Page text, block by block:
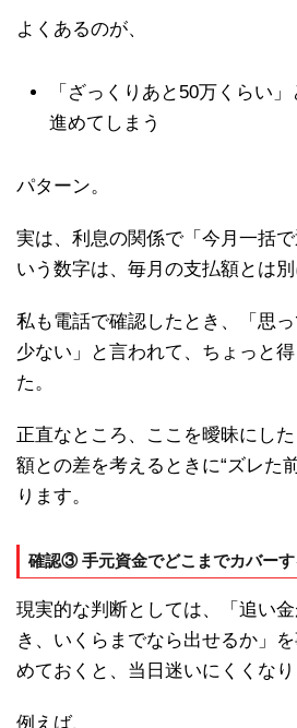
よくあるのが、
「ざっくりあと50万くらい
進めてしまう
パターン。
実は、利息の関係で「今月一括
いう数字は、毎月の支払額とは別
私も電話で確認したとき、「思
少ない」と言われて、ちょっと
た。
正直なところ、ここを曖昧にし
額との差を考えるときに“ズレた
ります。
確認③ 手元資金でどこまでカバーす
現実的な判断としては、「追い
き、いくらまでなら出せるか」
めておくと、当日迷いにくくなり
例えば、